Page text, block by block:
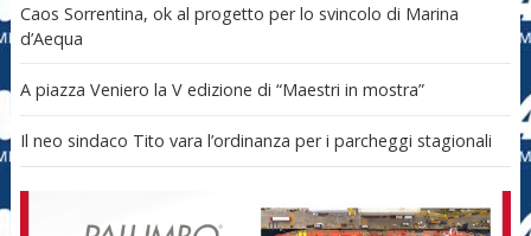
Caos Sorrentina, ok al progetto per lo svincolo di Marina
d’Aequa
A piazza Veniero la V edizione di “Maestri in mostra”
Il neo sindaco Tito vara l’ordinanza per i parcheggi stagionali